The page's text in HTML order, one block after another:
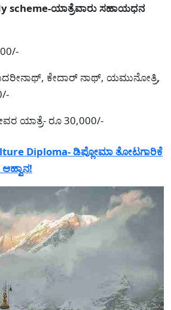
scheme-ಯಾತ್ರೆವಾರು ಸಹಾಯಧನ
ಕೇದಾರ್ ನಾಥ್, ಯಮುನೋತ್ರಿ,
ಯಾತ್ರೆ- ರೂ 30,000/-
Diploma- ಡಿಪ್ಲೋಮಾ ತೋಟಗಾರಿಕೆ